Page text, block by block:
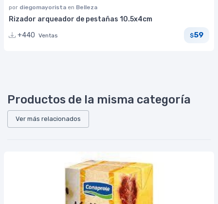
por diegomayorista en Belleza
Rizador arqueador de pestañas 10.5x4cm
+440 Ventas $59
Productos de la misma categoría
Ver más relacionados